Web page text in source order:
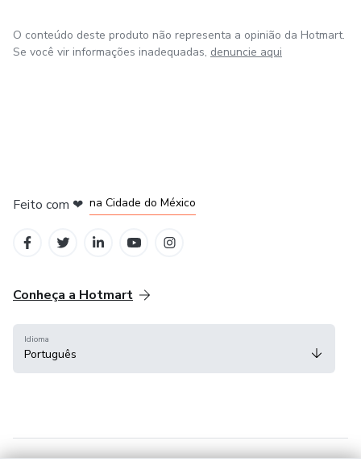
O conteúdo deste produto não representa a opinião da Hotmart.
Se você vir informações inadequadas, denuncie aqui
Feito com ❤ na Cidade do México
Conheça a Hotmart
Idioma
Português